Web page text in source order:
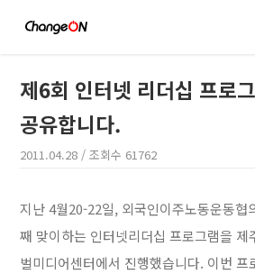
제6회 인터넷 리더십 프로
공유합니다.
2011.04.28 / 조회수 61762
지난 4월20-22일, 외국인이주노동운동협
째 맞이하는 인터넷리더십 프로그램을 제
벌미디어센터에서 진행했습니다. 이번 프